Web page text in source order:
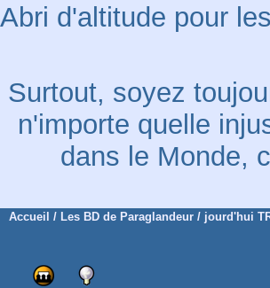
Abri d'altitude pour
Surtout, soyez
n'importe quelle
dans le Monde,
Accueil / Les BD de Paraglandeur / jourd'hui